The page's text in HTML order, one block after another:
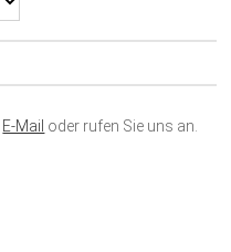
E-Mail oder rufen Sie uns an.